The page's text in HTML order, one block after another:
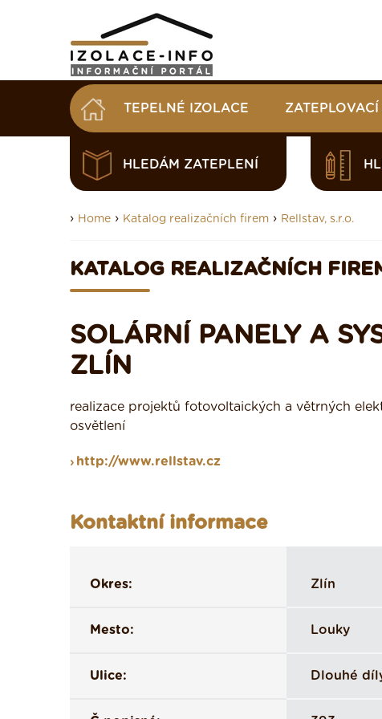
TEPELNÉ IZOLACE ZATEPLOVACÍ
HLEDÁM ZATEPLENÍ
› Home › Katalog realizačních firem › Rellstav, s.r.o.
KATALOG REALIZAČNÍCH
SOLÁRNÍ PANELY A
ZLÍN
realizace projektů fotovoltaických a větrných
osvětlení
http://www.rellstav.cz
Kontaktní informace
Okres: Zlín
Mesto: Louky
Ulice: Dlouhé